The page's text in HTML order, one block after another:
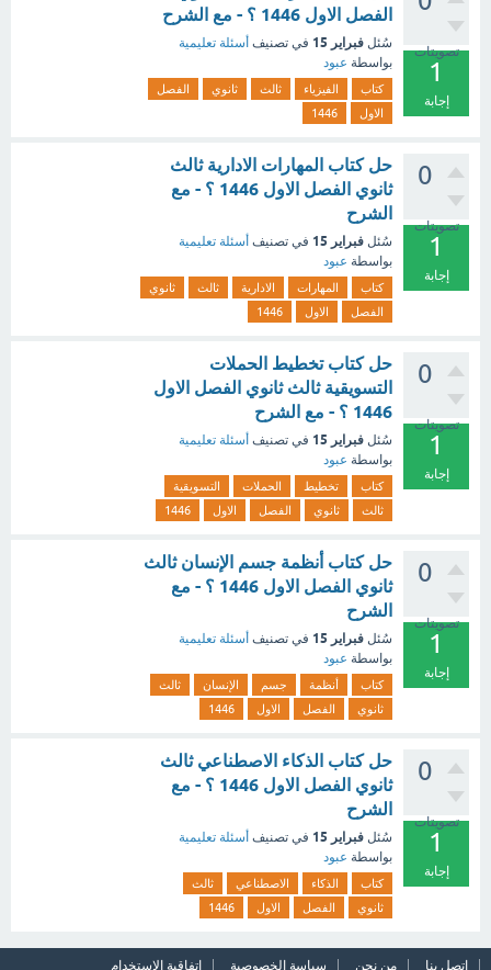
تصويتات
1
إجابة
الفصل الاول 1446 ؟ - مع الشرح
سُئل فبراير 15 في تصنيف أسئلة تعليمية
بواسطة عبود
كتاب الفيزياء ثالث ثانوي
الفصل
الاول
1446
0
تصويتات
1
إجابة
حل كتاب المهارات الادارية ثالث
ثانوي الفصل الاول 1446 ؟ - مع
الشرح
سُئل فبراير 15 في تصنيف أسئلة تعليمية
بواسطة عبود
كتاب المهارات الادارية ثالث
ثانوي
الفصل
الاول 1446
0
تصويتات
1
إجابة
حل كتاب تخطيط الحملات
التسويقية ثالث ثانوي الفصل الاول
1446 ؟ - مع الشرح
سُئل فبراير 15 في تصنيف أسئلة تعليمية
بواسطة عبود
كتاب تخطيط الحملات
التسويقية
ثالث
ثانوي الفصل الاول 1446
0
تصويتات
1
إجابة
حل كتاب أنظمة جسم الإنسان ثالث
ثانوي الفصل الاول 1446 ؟ - مع
الشرح
سُئل فبراير 15 في تصنيف أسئلة تعليمية
بواسطة عبود
كتاب أنظمة جسم الإنسان
ثالث
ثانوي
الفصل الاول 1446
0
تصويتات
1
إجابة
حل كتاب الذكاء الاصطناعي ثالث
ثانوي الفصل الاول 1446 ؟ - مع
الشرح
سُئل فبراير 15 في تصنيف أسئلة تعليمية
بواسطة عبود
كتاب الذكاء الاصطناعي
ثالث
ثانوي
الفصل الاول 1446
اتصل بنا من نحن سياسة الخصوصية اتفاقية الاستخدام